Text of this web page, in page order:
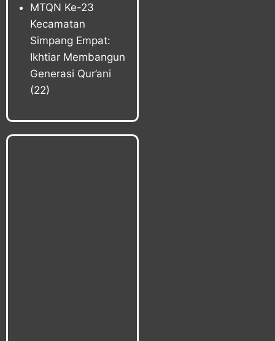
MTQN Ke-23
Kecamatan
Simpang Empat:
Ikhtiar Membangun
Generasi Qur’ani
(22)